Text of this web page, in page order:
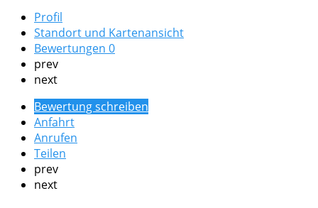
Profil
Standort und Kartenansicht
Bewertungen 0
prev
next
Bewertung schreiben
Anfahrt
Anrufen
Teilen
prev
next